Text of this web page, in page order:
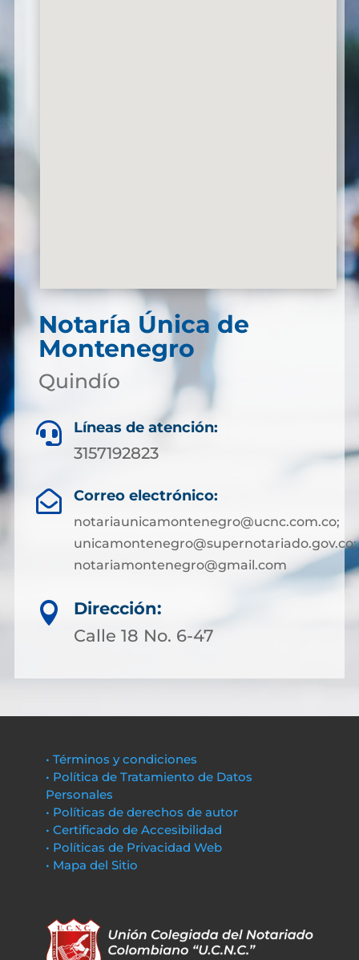
Notaría Única de
Montenegro
Quindío
 Líneas de atención:
3157192823
 Correo electrónico:
notariaunicamontenegro@ucnc.com.co;
unicamontenegro@supernotariado.gov.co;
notariamontenegro@gmail.com

Dirección:
Calle 18 No. 6-47
• Términos y condiciones
• Política de Tratamiento de Datos
Personales
• Políticas de derechos de autor
• Certificado de Accesibilidad
• Políticas de Privacidad Web
• Mapa del Sitio